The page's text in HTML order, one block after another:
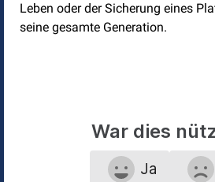
Leben oder der Sicherung eines
seine gesamte Generation.
War dies
Ja